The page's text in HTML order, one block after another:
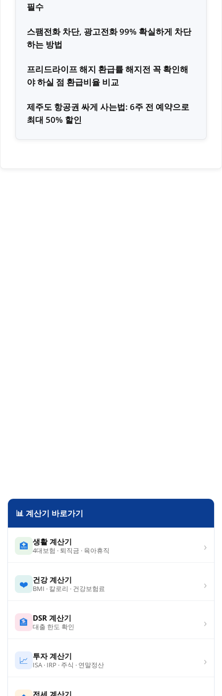
필수
스팸전화 차단, 광고전화 99% 확실하게 차단
하는 방법
프리드라이프 해지 환급률 해지전 꼭 확인해
야 하실 점 환급비율 비교
제주도 항공권 싸게 사는법: 6주 전 예약으로
최대 50% 할인
📊 계산기 바로가기
🏥 생활 계산기
4대보험 · 퇴직금 · 육아휴직 ›
❤️ 건강 계산기
BMI · 칼로리 · 건강보험료 ›
🏦 DSR 계산기
대출 한도 확인 ›
📈 투자 계산기
ISA · IRP · 주식 · 연말정산 ›